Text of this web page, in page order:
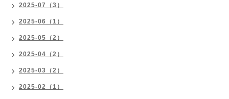
2025-07（3）
2025-06（1）
2025-05（2）
2025-04（2）
2025-03（2）
2025-02（1）